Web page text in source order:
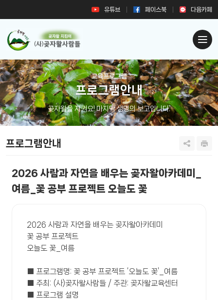
유튜브 페이스북 다음카페
교육프로그램
프로그램안내
곶자왈을 지켜요! 마지막 생명의 보고입니다.
프로그램안내
2026 사람과 자연을 배우는 곶자왈아카데미_
여름_꽃 공부 프로젝트 오늘도 꽃
2026 사람과 자연을 배우는 곶자왈아카데미
꽃 공부 프로젝트
오늘도 꽃_여름
■ 프로그램명: 꽃 공부 프로젝트 ‘오늘도 꽃’_여름
■ 주최: (사)곶자왈사람들 / 주관: 곶자왈교육센터
■ 프로그램 설명